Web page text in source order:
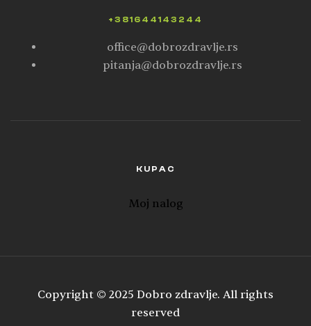
KUPAC
Moj nalog
+381644143244
office@dobrozdravlje.rs
pitanja@dobrozdravlje.rs
Copyright © 2025 Dobro zdravlje. All rights
reserved